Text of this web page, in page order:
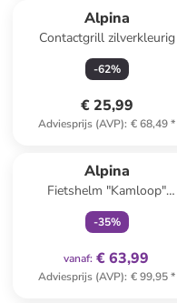
Alpina
Contactgrill zilverkleurig
-62%
€ 25,99
Adviesprijs (AVP): € 68,49*
Alpina
Fietshelm "Kamloop"
turquoise
-35%
vanaf: € 63,99
Adviesprijs (AVP): € 99,95*